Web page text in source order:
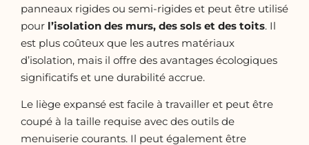
panneaux rigides ou semi-rigides et peut être utilisé
pour l’isolation des murs, des sols et des toits. Il
est plus coûteux que les autres matériaux
d’isolation, mais il offre des avantages écologiques
significatifs et une durabilité accrue.
Le liège expansé est facile à travailler et peut être
coupé à la taille requise avec des outils de
menuiserie courants. Il peut également être